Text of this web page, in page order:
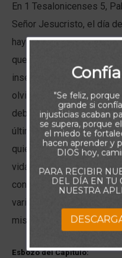
En 1 Tesalonicenses 5,
Señor Jesucristo, el día
hay forma de saber
que debemos estar
insensatos , o como si el
olvidado de retornar a
debemos vivir según la
último, recomienda que la
quienes la dirigen. Los
vida por la salud y el
continuamente amados y
varias recomendaciones
mismo santifique a cada
Esbozo del Capítulo:
"Se feliz,
grande si
injusticias acaban
se supera, porque
el miedo te
hacen aprender y
DIOS hoy,
PARA RECIBIR
DEL DÍA EN TU
NUESTRA